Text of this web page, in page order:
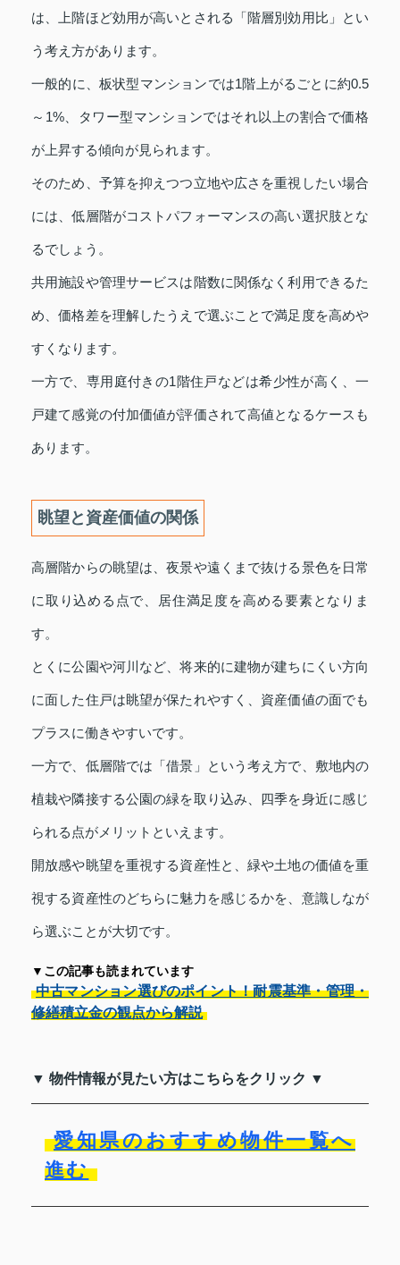
は、上階ほど効用が高いとされる「階層別効用比」とい
う考え方があります。
一般的に、板状型マンションでは1階上がるごとに約0.5
～1%、タワー型マンションではそれ以上の割合で価格
が上昇する傾向が見られます。
そのため、予算を抑えつつ立地や広さを重視したい場合
には、低層階がコストパフォーマンスの高い選択肢とな
るでしょう。
共用施設や管理サービスは階数に関係なく利用できるた
め、価格差を理解したうえで選ぶことで満足度を高めや
すくなります。
一方で、専用庭付きの1階住戸などは希少性が高く、一
戸建て感覚の付加価値が評価されて高値となるケースも
あります。
眺望と資産価値の関係
高層階からの眺望は、夜景や遠くまで抜ける景色を日常
に取り込める点で、居住満足度を高める要素となりま
す。
とくに公園や河川など、将来的に建物が建ちにくい方向
に面した住戸は眺望が保たれやすく、資産価値の面でも
プラスに働きやすいです。
一方で、低層階では「借景」という考え方で、敷地内の
植栽や隣接する公園の緑を取り込み、四季を身近に感じ
られる点がメリットといえます。
開放感や眺望を重視する資産性と、緑や土地の価値を重
視する資産性のどちらに魅力を感じるかを、意識しなが
ら選ぶことが大切です。
▼この記事も読まれています
中古マンション選びのポイント！耐震基準・管理・
修繕積立金の観点から解説
▼ 物件情報が見たい方はこちらをクリック ▼
愛知県のおすすめ物件一覧へ
進む